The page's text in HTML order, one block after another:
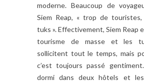
moderne. Beaucoup de
Siem Reap, « trop de
tuks ». Effectivement, Siem Reap
tourisme de masse et les
sollicitent tout le temps, mais
c’est toujours passé
dormi dans deux hôtels et